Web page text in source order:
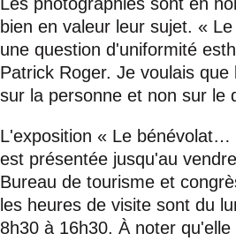
bien en valeur leur sujet. «
une question d'uniformité
Patrick Roger. Je voulais
sur la personne et non sur le
L'exposition « Le
est présentée jusqu'au
Bureau de tourisme et
les heures de visite sont du
8h30 à 16h30. À noter